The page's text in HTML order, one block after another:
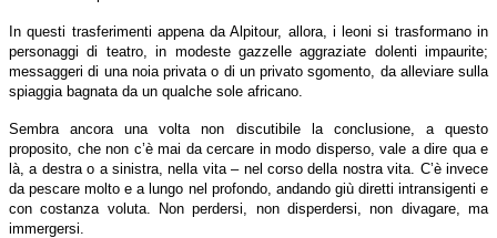
In questi trasferimenti appena da Alpitour, allora, i leoni si trasformano in
personaggi di teatro, in modeste gazzelle aggraziate dolenti impaurite;
messaggeri di una noia privata o di un privato sgomento, da alleviare sulla
spiaggia bagnata da un qualche sole africano.
Sembra ancora una volta non discutibile la conclusione, a questo
proposito, che non c’è mai da cercare in modo disperso, vale a dire qua e
là, a destra o a sinistra, nella vita – nel corso della nostra vita. C’è invece
da pescare molto e a lungo nel profondo, andando giù diretti intran­sigenti e
con costanza voluta. Non perdersi, non disperdersi, non divagare, ma
immergersi.